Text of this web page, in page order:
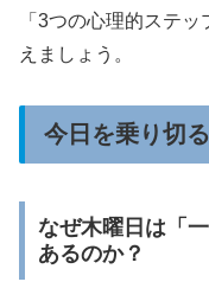
「3つの心理的ステ
えましょう。
今日を乗り切
なぜ木曜日は「
あるのか？